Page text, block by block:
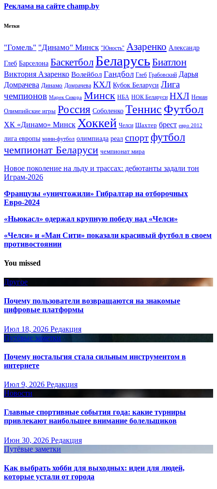
Реклама на сайте champ.by
Метки
"Гомель" "Динамо" Минск "Юность" Азаренко Александр
Глеб Барселона Баскетбол БеларусьБиатлон
Виктория Азаренко Волейбол Гандбол Глеб Грабовский Дарья
Домрачева Динамо Домрачева КХЛ Кубок Беларуси Лига
чемпионов Марек Сикора Минск НБА НОК Беларуси НХЛ Неман
Олимпийские игры Россия Соболенко Теннис Футбол
ХК «Динамо» Минск Хоккей Челси Шахтер брест евро 2012
лига европы мини-футбол олимпиада реал спортфутбол
чемпионат Беларуси чемпионат мира
Новое поколение на льду и трассах: дебютанты задали тон
Играм-2026
Французы «уничтожили» Гибралтар на отборочных
Евро-2024
«Ньюкасл» одержал крупную победу над «Челси»
«Челси» и «Ман Сити» показали красивый футбол в своем
противостоянии
You missed
Другое
Почему пользователи возвращаются на знакомые
цифровые платформы
Июл 18, 2026 Редакция
Путёвые заметки
Почему ностальгия стала сильным инструментом в
интернете
Июл 9, 2026 Редакция
Новости
Главные спортивные события года: какие турниры
привлекают наибольшее внимание болельщиков
Июн 30, 2026 Редакция
Путёвые заметки
Как выбрать хобби для выходных: идеи для людей,
которые устали от города